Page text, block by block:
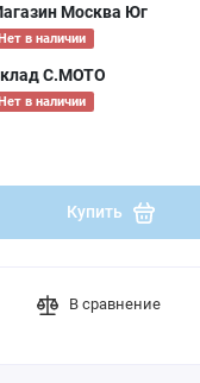
Москва Юг
в наличии
С.МОТО
в наличии
Купить
В сравнение